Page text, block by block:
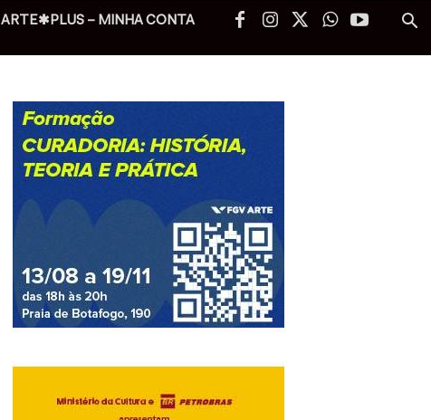
ARTE✱PLUS – MINHA CONTA